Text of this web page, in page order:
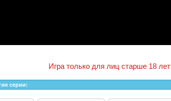
Игра только для лиц старше 18 лет
серии: